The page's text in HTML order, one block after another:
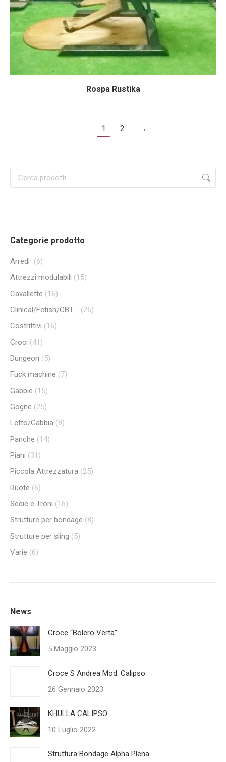
Rospa Rustika
1 2 →
Categorie prodotto
Arredi (6)
Attrezzi modulabili (15)
Cavallette (16)
Clinical/Fetish/CBT.... (26)
Costrittivi (16)
Croci (41)
Dungeon (5)
Fuck machine (7)
Gabbie (15)
Gogne (25)
Letto/Gabbia (8)
Panche (14)
Piani (31)
Piccola Attrezzatura (25)
Ruote (6)
Sedie e Troni (16)
Strutture per bondage (8)
Strutture per sling (5)
Varie (6)
News
Croce “Bolero Verta”
5 Maggio 2023
Croce S Andrea Mod. Calipso
26 Gennaio 2023
KHULLA CALIPSO
10 Luglio 2022
Struttura Bondage Alpha Plena